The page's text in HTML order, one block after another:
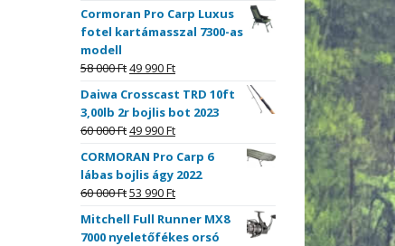
Cormoran Pro Carp Luxus
fotel kartámasszal 7300-as
modell
58 000Ft49 990Ft
Daiwa Crosscast TRD 10ft
3,00lb 2r bojlis bot 2023
60 000Ft49 990Ft
CORMORAN Pro Carp 6
lábas bojlis ágy 2022
60 000Ft53 990Ft
Mitchell Full Runner MX8
7000 nyeletőfékes orsó